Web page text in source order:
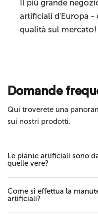
Il più grande
artificiali d'Europa
qualità sul mercato!
Domande
Qui troverete una
sui nostri prodotti.
Le piante artificiali sono
quelle vere?
Come si effettua la
artificiali?